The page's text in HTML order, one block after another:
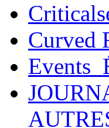
Curved